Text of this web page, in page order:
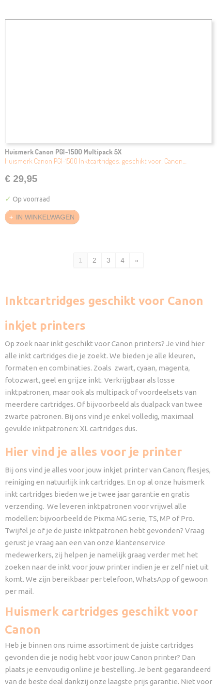
Huismerk Canon PGI-1500 Multipack 5X
Huismerk Canon PGI-1500 Inktcartridges, geschikt voor: Canon…
€ 29,95
✓ Op voorraad
IN WINKELWAGEN
1 2 3 4 »
Inktcartridges geschikt voor Canon
inkjet printers
Op zoek naar inkt geschikt voor Canon printers? Je vind hier
alle inkt cartridges die je zoekt. We bieden je alle kleuren,
formaten en combinaties. Zoals zwart, cyaan, magenta,
fotozwart, geel en grijze inkt. Verkrijgbaar als losse
inktpatronen, maar ook als multipack of voordeelsets van
meerdere cartridges. Of bijvoorbeeld als dualpack van twee
zwarte patronen. Bij ons vind je enkel volledig, maximaal
gevulde inktpatronen: XL cartridges dus.
Hier vind je alles voor je printer
Bij ons vind je alles voor jouw inkjet printer van Canon; flesjes,
reiniging en natuurlijk ink cartridges. En op al onze huismerk
inkt cartridges bieden we je twee jaar garantie en gratis
verzending. We leveren inktpatronen voor vrijwel alle
modellen: bijvoorbeeld de Pixma MG serie, TS, MP of Pro.
Twijfel je of je de juiste inktpatronen hebt gevonden? Vraag
gerust je vraag aan een van onze klantenservice
medewerkers, zij helpen je namelijk graag verder met het
zoeken naar de inkt voor jouw printer indien je er zelf niet uit
komt. We zijn bereikbaar per telefoon, WhatsApp of gewoon
per mail.
Huismerk cartridges geschikt voor
Canon
Heb je binnen ons ruime assortiment de juiste cartridges
gevonden die je nodig hebt voor jouw Canon printer? Dan
plaats je eenvoudig online je bestelling. Je bent gegarandeerd
van de beste deal dankzij onze laagste prijs garantie. Niet voor